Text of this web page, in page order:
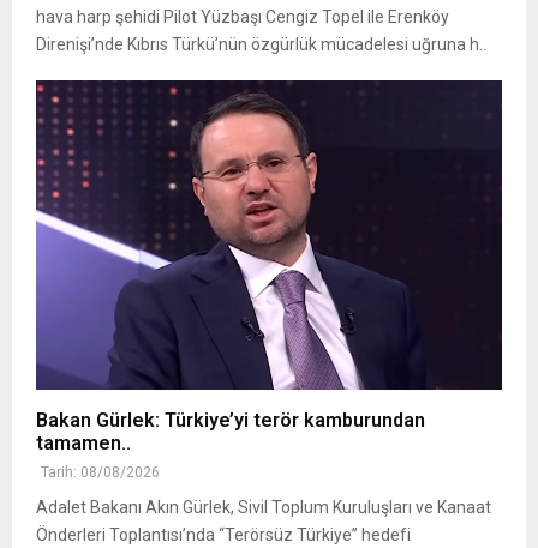
hava harp şehidi Pilot Yüzbaşı Cengiz Topel ile Erenköy
Direnişi’nde Kıbrıs Türkü’nün özgürlük mücadelesi uğruna h..
Bakan Gürlek: Türkiye’yi terör kamburundan
tamamen..
Tarih: 08/08/2026
Adalet Bakanı Akın Gürlek, Sivil Toplum Kuruluşları ve Kanaat
Önderleri Toplantısı’nda “Terörsüz Türkiye” hedefi